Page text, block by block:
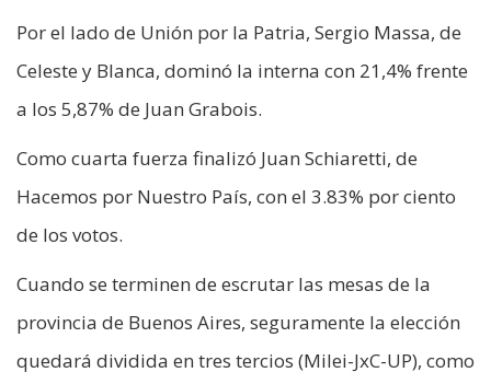
Por el lado de Unión por la Patria, Sergio Massa, de
Celeste y Blanca, dominó la interna con 21,4% frente
a los 5,87% de Juan Grabois.
Como cuarta fuerza finalizó Juan Schiaretti, de
Hacemos por Nuestro País, con el 3.83% por ciento
de los votos.
Cuando se terminen de escrutar las mesas de la
provincia de Buenos Aires, seguramente la elección
quedará dividida en tres tercios (Milei-JxC-UP), como